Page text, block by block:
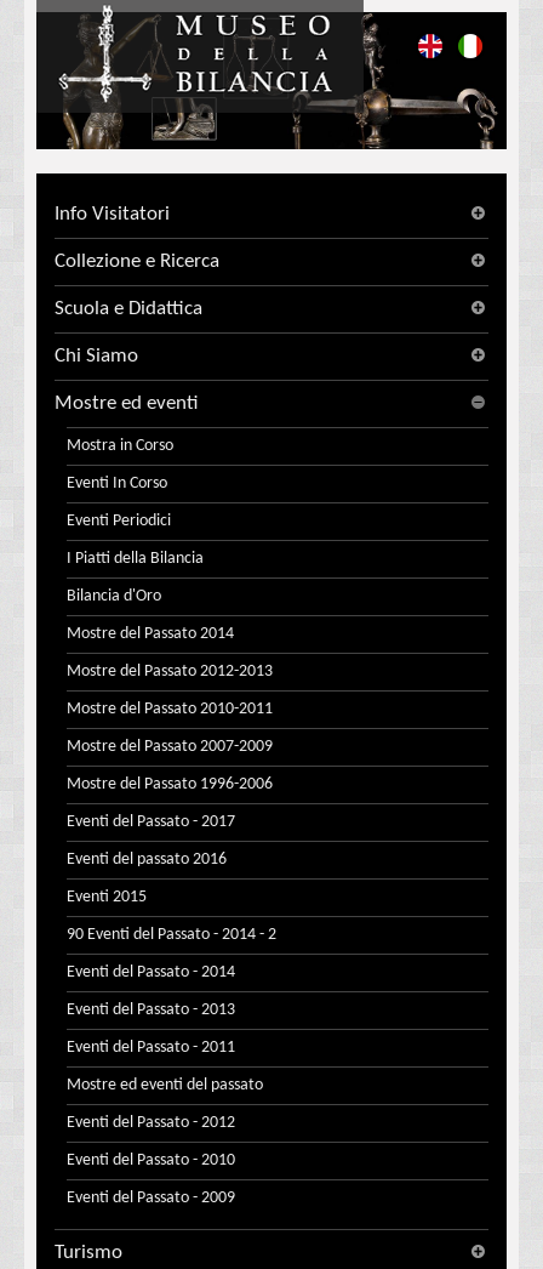
Info Visitatori
Collezione e Ricerca
Scuola e Didattica
Chi Siamo
Mostre ed eventi
Mostra in Corso
Eventi In Corso
Eventi Periodici
I Piatti della Bilancia
Bilancia d'Oro
Mostre del Passato 2014
Mostre del Passato 2012-2013
Mostre del Passato 2010-2011
Mostre del Passato 2007-2009
Mostre del Passato 1996-2006
Eventi del Passato - 2017
Eventi del passato 2016
Eventi 2015
90 Eventi del Passato - 2014 - 2
Eventi del Passato - 2014
Eventi del Passato - 2013
Eventi del Passato - 2011
Mostre ed eventi del passato
Eventi del Passato - 2012
Eventi del Passato - 2010
Eventi del Passato - 2009
Turismo